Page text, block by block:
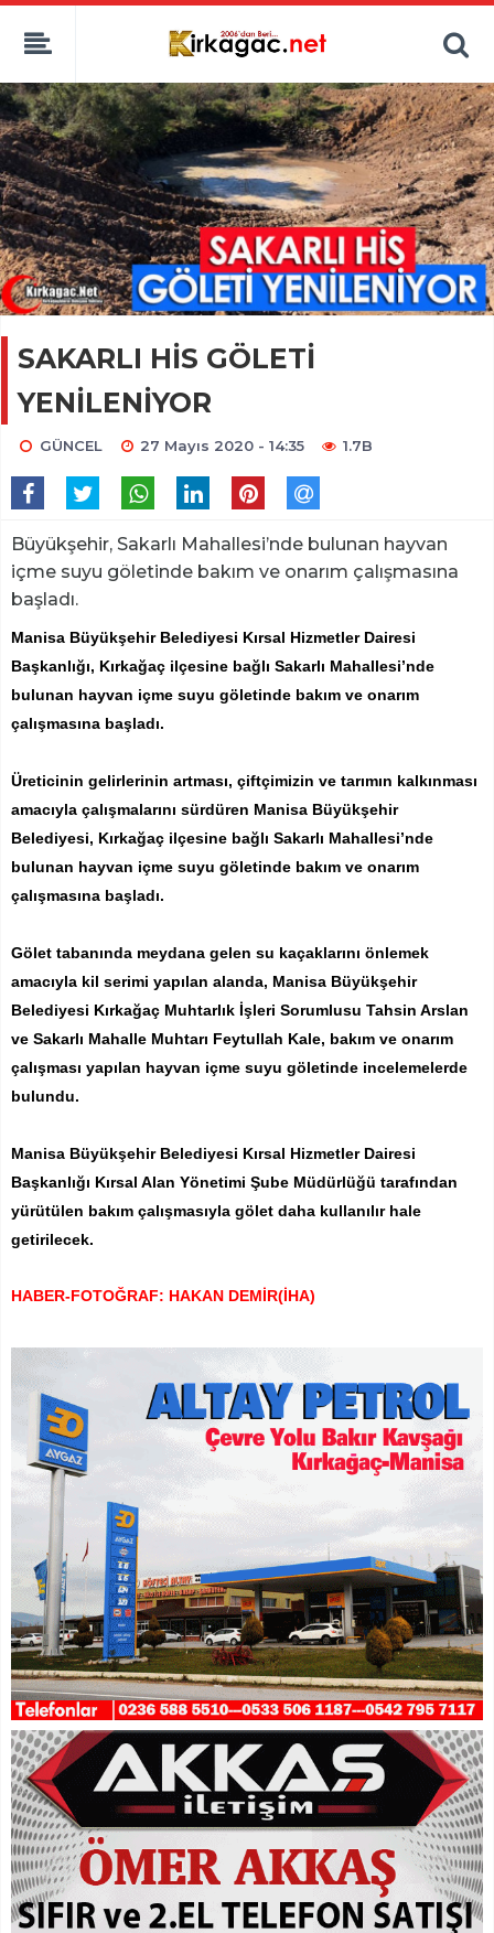
SAKARLI HİS GÖLETİ
YENİLENİYOR
GÜNCEL 27 Mayıs 2020 - 14:35 1.7B
Büyükşehir, Sakarlı Mahallesi’nde bulunan hayvan
içme suyu göletinde bakım ve onarım çalışmasına
başladı.
Manisa Büyükşehir Belediyesi Kırsal Hizmetler Dairesi
Başkanlığı, Kırkağaç ilçesine bağlı Sakarlı Mahallesi’nde
bulunan hayvan içme suyu göletinde bakım ve onarım
çalışmasına başladı.
Üreticinin gelirlerinin artması, çiftçimizin ve tarımın kalkınması
amacıyla çalışmalarını sürdüren Manisa Büyükşehir
Belediyesi, Kırkağaç ilçesine bağlı Sakarlı Mahallesi’nde
bulunan hayvan içme suyu göletinde bakım ve onarım
çalışmasına başladı.
Gölet tabanında meydana gelen su kaçaklarını önlemek
amacıyla kil serimi yapılan alanda, Manisa Büyükşehir
Belediyesi Kırkağaç Muhtarlık İşleri Sorumlusu Tahsin Arslan
ve Sakarlı Mahalle Muhtarı Feytullah Kale, bakım ve onarım
çalışması yapılan hayvan içme suyu göletinde incelemelerde
bulundu.
Manisa Büyükşehir Belediyesi Kırsal Hizmetler Dairesi
Başkanlığı Kırsal Alan Yönetimi Şube Müdürlüğü tarafından
yürütülen bakım çalışmasıyla gölet daha kullanılır hale
getirilecek.
HABER-FOTOĞRAF: HAKAN DEMİR(İHA)